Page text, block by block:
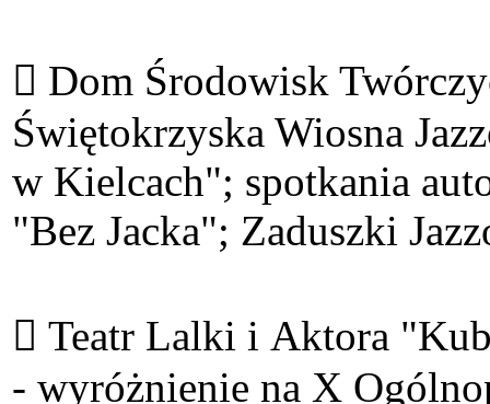
 Dom Środowisk
Świętokrzyska Wiosna
w Kielcach"; spotkania
"Bez Jacka"; Zaduszki
 Teatr Lalki i Aktora
- wyróżnienie na X